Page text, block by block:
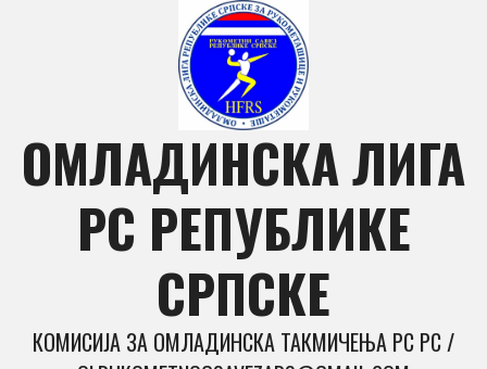
ОМЛАДИНСКА ЛИГА
РС РЕПУБЛИКЕ
СРПСКЕ
КОМИСИЈА ЗА ОМЛАДИНСКА ТАКМИЧЕЊА РС РС /